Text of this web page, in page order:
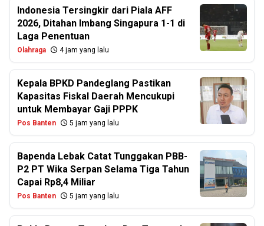
Indonesia Tersingkir dari Piala AFF
2026, Ditahan Imbang Singapura 1-1 di
Laga Penentuan
Olahraga 4 jam yang lalu
Kepala BPKD Pandeglang Pastikan
Kapasitas Fiskal Daerah Mencukupi
untuk Membayar Gaji PPPK
Pos Banten 5 jam yang lalu
Bapenda Lebak Catat Tunggakan PBB-
P2 PT Wika Serpan Selama Tiga Tahun
Capai Rp8,4 Miliar
Pos Banten 5 jam yang lalu